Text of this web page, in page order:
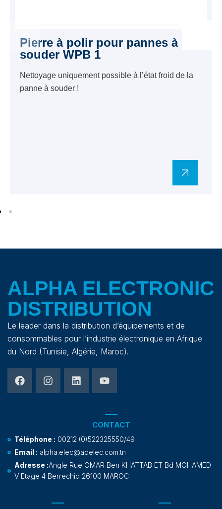
Pierre à polir pour pannes à
souder WPB 1
Nettoyage uniquement possible à l’état froid de la
panne à souder !
ALPHA ELECTRONIC
DISTRIBUTION
Le leader dans la distribution d’équipements et de
consommables pour l’industrie électronique en Afrique
du Nord (Tunisie, Algérie, Maroc).
CONTACT
Téléphone : 00212 (0)522325550/49
Email : alpha.elec@adelec.com.tn
Adresse :Angle Rue OMAR Ben KHATTAB ET Bd MOHAMED
V Etage 4 Berrechid 26100 MAROC